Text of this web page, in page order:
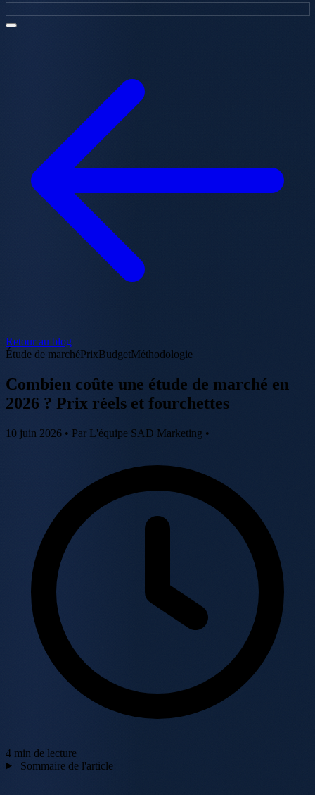
Retour au blog
Étude de marchéPrixBudgetMéthodologie
Combien coûte une étude de marché en
2026 ? Prix réels et fourchettes
10 juin 2026 • Par L'équipe SAD Marketing •
4 min de lecture
Sommaire de l'article